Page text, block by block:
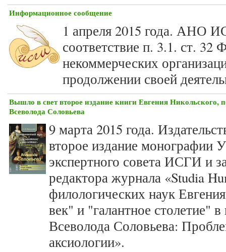
Информационное сообщение
1 апреля 2015 года. АНО
соответствие п. 3.1. ст. 32
некоммерческих
продолжении своей
Вышло в свет второе издание книги Евгения Никольского,
Всеволода Соловьева
9 марта 2015 года.
второе издание монографии
экспертного совета ИСГИ и
редактора журнала «Studia
филологических наук
век" и "галантное столетие"
Всеволода Соловьева:
аксиологии».